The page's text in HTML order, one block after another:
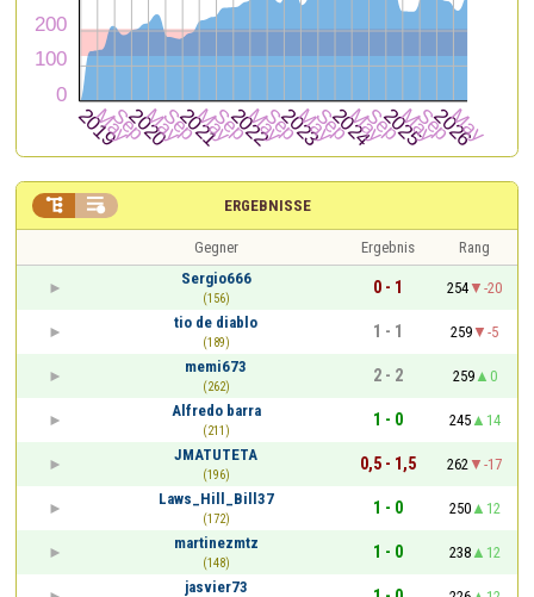
ERGEBNISSE
 
Gegner Ergebnis
Rang
Sergio666
(156)
0 - 1 254
-20
tio de diablo
(189)
1 - 1 259
-5
memi673
(262)
2 - 2 259
0
Alfredo barra
(211)
1 - 0 245
14
JMATUTETA
(196)
0,5 - 1,5 262
-17
Laws_Hill_Bill37
(172)
1 - 0 250
12
martinezmtz
(148)
1 - 0 238
12
jasvier73